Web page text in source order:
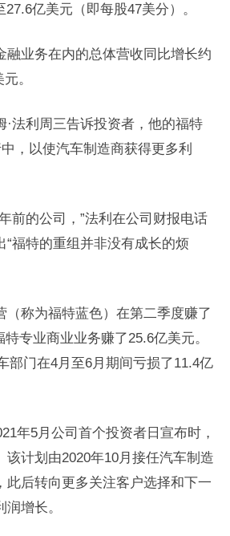
亿美元（即每股47美分）。
融业务在内的总体营收同比增长约
。
·法利周三告诉投资者，他的福特
，以使汽车制造商获得更多利
前的公司，”法利在公司财报电话
“福特的重组并非没有成长的烦
（称为福特蓝色）在第二季度赚了
专业商业业务赚了25.6亿美元。
部门在4月至6月期间亏损了11.4亿
年5月公司首个投资者日宣布时，
该计划由2020年10月接任汽车制造
此后转向更多关注客户选择和下一
增长。